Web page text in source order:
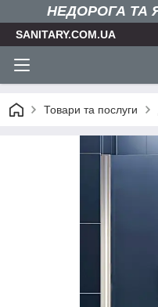
НЕДОРОГА ТА
SANITARY.COM.UA
Товари та послуги